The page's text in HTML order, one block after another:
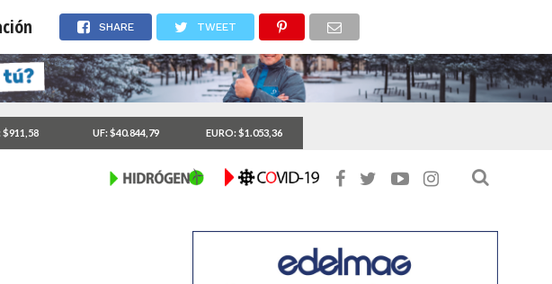
$911,58 UF: $40.844,79 EURO: $1.053,36
SHARE TWEET